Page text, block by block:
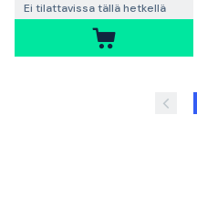
Ei tilattavissa tällä hetkellä